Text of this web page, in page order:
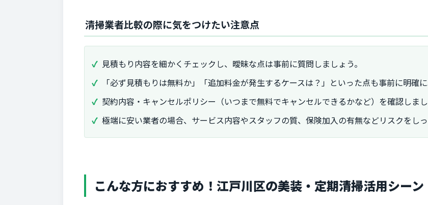
清掃業者比較の際に気をつけたい注意点
見積もり内容を細かくチェックし、曖昧な点は事前に質問しましょう。
「必ず見積もりは無料か」「追加料金が発生するケースは？」といった点も事前に明確に
契約内容・キャンセルポリシー（いつまで無料でキャンセルできるかなど）を確認しまし
極端に安い業者の場合、サービス内容やスタッフの質、保険加入の有無などリスクをしっ
こんな方におすすめ！江戸川区の美装・定期清掃活用シーン